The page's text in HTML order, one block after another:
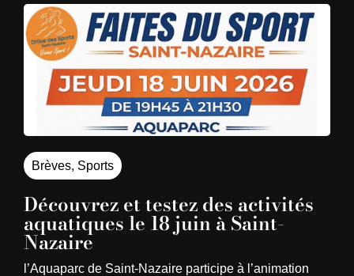
Brèves, Sports
Découvrez et testez des activités
aquatiques le 18 juin à Saint-
Nazaire
l’Aquaparc de Saint-Nazaire participe à l’animation